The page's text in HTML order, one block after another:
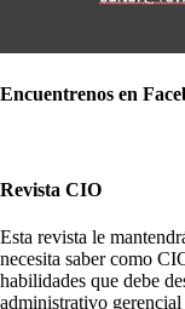
Encuentrenos en
Revista CIO
Esta revista le
necesita saber como
habilidades que debe
administrativo